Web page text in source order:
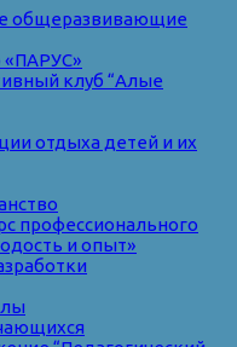
общеразвивающие
клуб “Алые
отдыха детей и их
профессионального
и опыт»